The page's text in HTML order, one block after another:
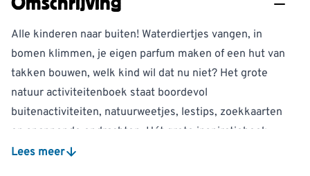
Alle kinderen naar buiten! Waterdiertjes vangen, in
bomen klimmen, je eigen parfum maken of een hut van
takken bouwen, welk kind wil dat nu niet? Het grote
natuur activiteitenboek staat boordevol
buitenactiviteiten, natuurweetjes, lestips, zoekkaarten
en spannende opdrachten. Hét grote inspiratieboek:
vernieuwend en fantasierijk!
Lees meer